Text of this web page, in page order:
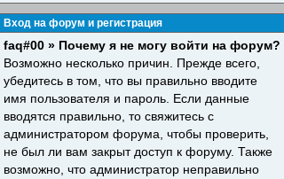
Вход на форум и регистрация
faq#00 » Почему я не могу войти на форум?
Возможно несколько причин. Прежде всего,
убедитесь в том, что вы правильно вводите
имя пользователя и пароль. Если данные
вводятся правильно, то свяжитесь с
администратором форума, чтобы проверить,
не был ли вам закрыт доступ к форуму. Также
возможно, что администратор неправильно